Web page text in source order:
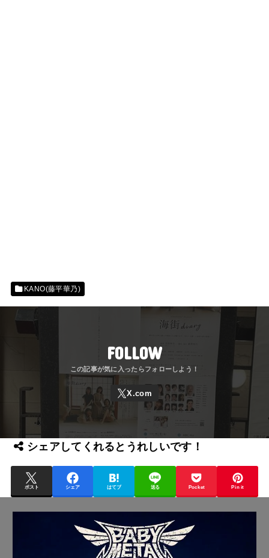
KANO(藤平華乃)
FOLLOW
シェアしてくれるとうれしいです！
ポスト シェア はてブ 送る Pocket Pin it